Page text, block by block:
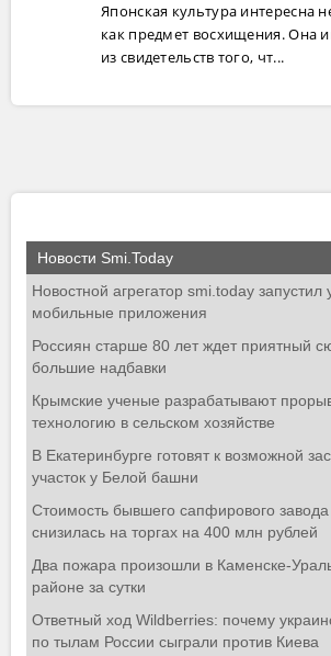
Японская культура интересна
как предмет восхищения. Она
из свидетельств того, чт...